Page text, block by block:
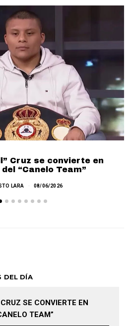
Cruz se convierte en
“Canelo Team”
LARA 08/06/2026
DEL DÍA
SE CONVIERTE EN
TEAM”